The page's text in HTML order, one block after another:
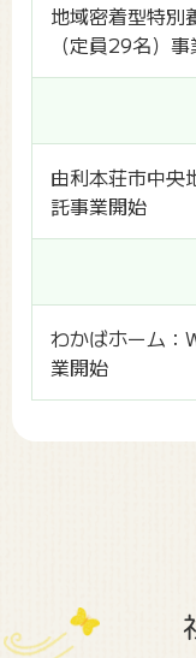
地域密着型特別
（定員29名）
由利本荘市中央
託事業開始
わかばホーム
業開始